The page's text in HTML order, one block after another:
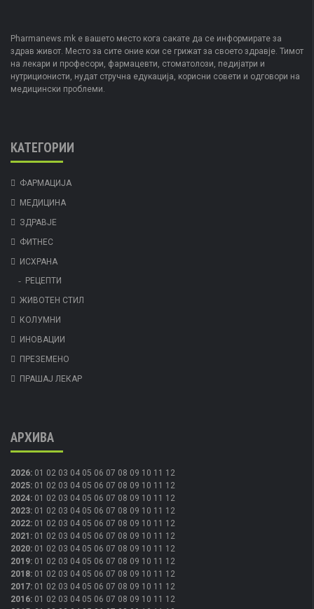
Pharmanews.mk е вашето место кога сакате да се информирате за
здрав живот. Место за сите оние кои се грижат за своето здравје. Тимот
на лекари и професори, фармацевти, стоматолози, педијатри и
нутриционисти, нудат стручна едукација, корисни совети и одговори на
медицински проблеми.
КАТЕГОРИИ
ФАРМАЦИЈА
МЕДИЦИНА
ЗДРАВЈЕ
ФИТНЕС
ИСХРАНА
РЕЦЕПТИ
ЖИВОТЕН СТИЛ
КОЛУМНИ
ИНОВАЦИИ
ПРЕЗЕМЕНО
ПРАШАЈ ЛЕКАР
АРХИВА
2026: 01 02 03 04 05 06 07 08 09 10 11 12
2025: 01 02 03 04 05 06 07 08 09 10 11 12
2024: 01 02 03 04 05 06 07 08 09 10 11 12
2023: 01 02 03 04 05 06 07 08 09 10 11 12
2022: 01 02 03 04 05 06 07 08 09 10 11 12
2021 : 01 02 03 04 05 06 07 08 09 10 11 12
2020: 01 02 03 04 05 06 07 08 09 10 11 12
2019: 01 02 03 04 05 06 07 08 09 10 11 12
2018: 01 02 03 04 05 06 07 08 09 10 11 12
2017: 01 02 03 04 05 06 07 08 09 10 11 12
2016: 01 02 03 04 05 06 07 08 09 10 11 12